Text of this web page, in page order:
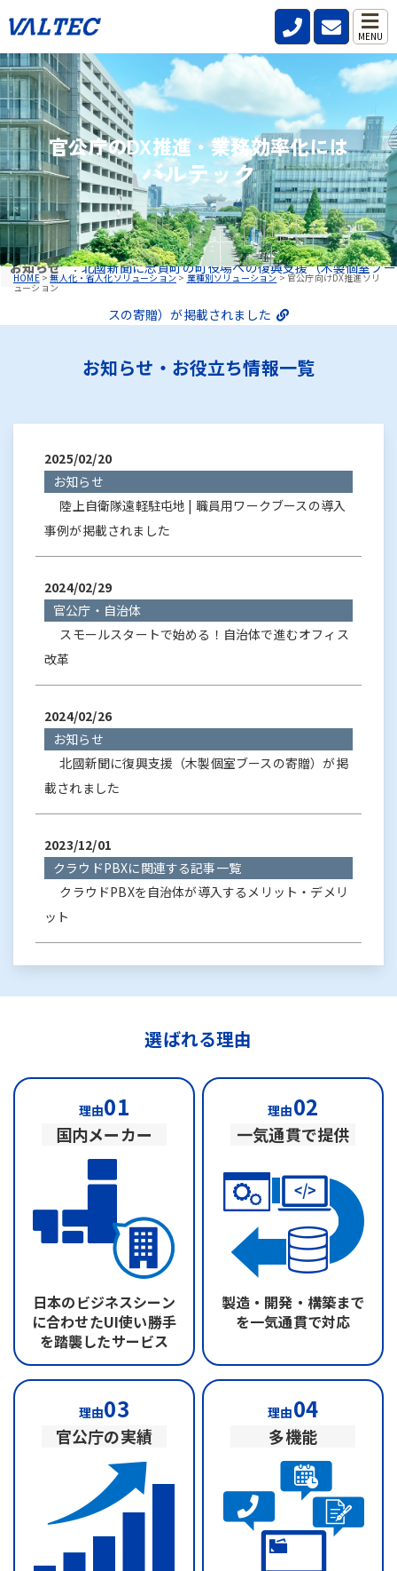
MENU
HOME>無人化・省人化ソリューション> 業種別ソリューション >官公庁向けDX推進ソリ
ューション
官公庁のDX推進・業務効率化には
バルテック
お知らせ ：北國新聞に志賀町の町役場への復興支援（木製個室ブー
スの寄贈）が掲載されました
お知らせ・お役立ち情報一覧
2025/02/20
お知らせ
陸上自衛隊遠軽駐屯地 | 職員用ワークブースの導入
事例が掲載されました
2024/02/29
官公庁・自治体
スモールスタートで始める！自治体で進むオフィス
改革
2024/02/26
お知らせ
北國新聞に復興支援（木製個室ブースの寄贈）が掲
載されました
2023/12/01
クラウドPBXに関連する記事一覧
クラウドPBXを自治体が導入するメリット・デメリ
ット
選ばれる理由
理由01
国内メーカー
日本のビジネスシーン
に合わせたUI使い勝手
を踏襲したサービス
理由02
一気通貫で提供
製造・開発・構築まで
を一気通貫で対応
理由03
官公庁の実績
理由04
多機能